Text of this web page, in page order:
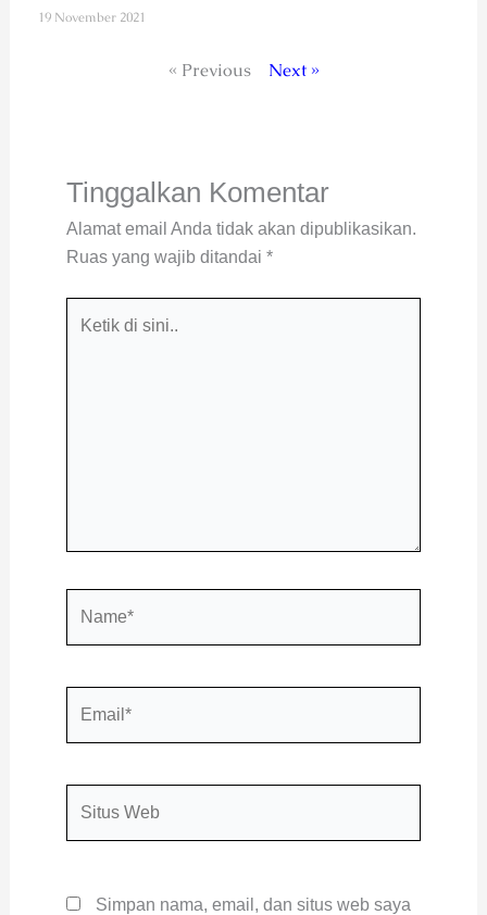
19 November 2021
« Previous Next »
Tinggalkan Komentar
Alamat email Anda tidak akan dipublikasikan.
Ruas yang wajib ditandai *
Simpan nama, email, dan situs web saya